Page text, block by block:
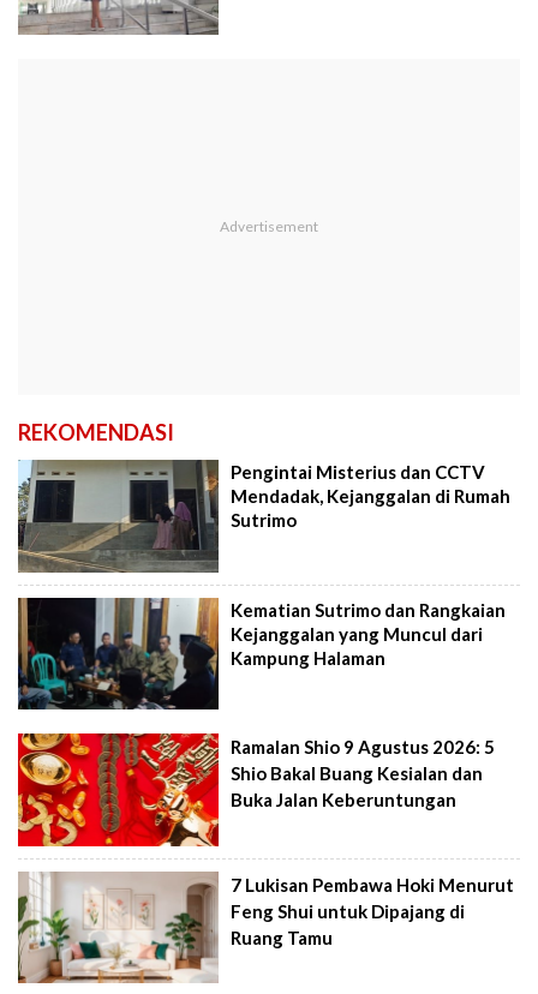
REKOMENDASI
Pengintai Misterius dan CCTV
Mendadak, Kejanggalan di Rumah
Sutrimo
Kematian Sutrimo dan Rangkaian
Kejanggalan yang Muncul dari
Kampung Halaman
Ramalan Shio 9 Agustus 2026: 5
Shio Bakal Buang Kesialan dan
Buka Jalan Keberuntungan
7 Lukisan Pembawa Hoki Menurut
Feng Shui untuk Dipajang di
Ruang Tamu